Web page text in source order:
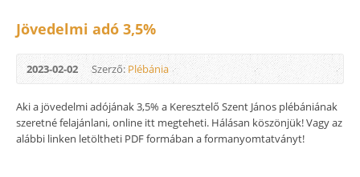
Jövedelmi adó 3,5%
2023-02-02 Szerző:Plébánia
Aki a jövedelmi adójának 3,5% a Keresztelő Szent János plébániának
szeretné felajánlani, online itt megteheti. Hálásan köszönjük! Vagy az
alábbi linken letöltheti PDF formában a formanyomtatványt!